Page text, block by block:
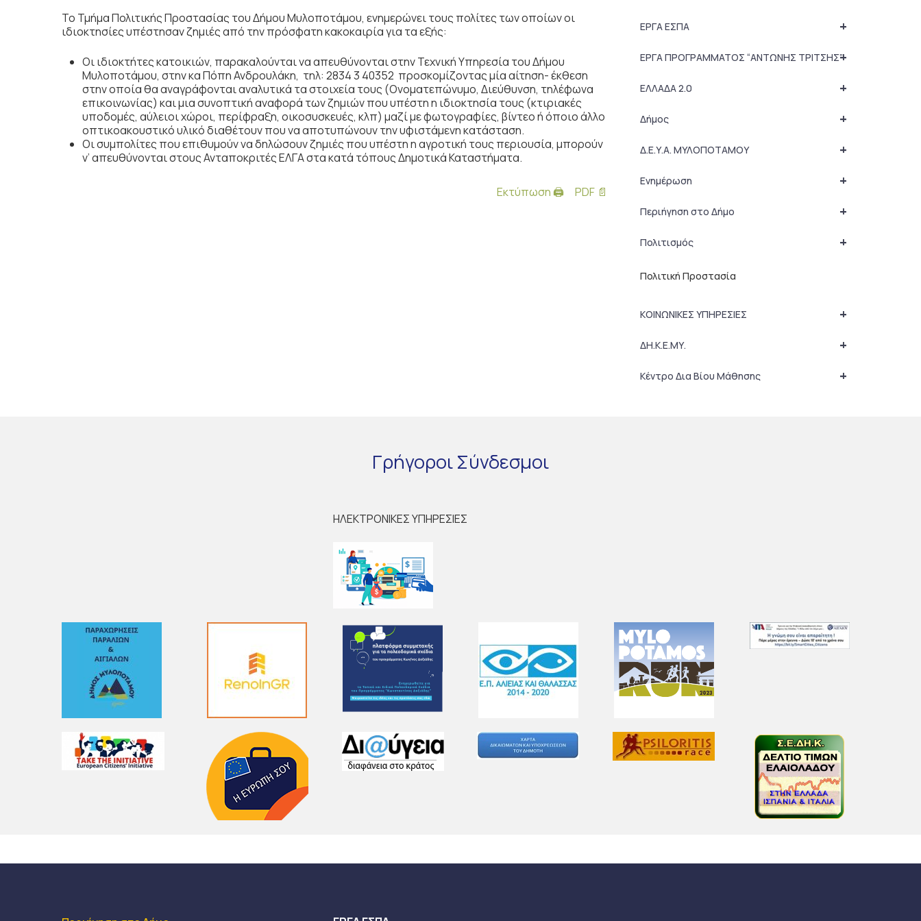
Το Τμήμα Πολιτικής Προστασίας του Δήμου Μυλοποτάμου, ενημερώνει τους πολίτες των οποίων οι
ιδιοκτησίες υπέστησαν ζημιές από την πρόσφατη κακοκαιρία για τα εξής:
Οι ιδιοκτήτες κατοικιών, παρακαλούνται να απευθύνονται στην Τεχνική Υπηρεσία του Δήμου
Μυλοποτάμου, στην κα Πόπη Ανδρουλάκη, τηλ: 2834 3 40352 προσκομίζοντας μία αίτηση- έκθεση
στην οποία θα αναγράφονται αναλυτικά τα στοιχεία τους (Ονοματεπώνυμο, Διεύθυνση, τηλέφωνα
επικοινωνίας) και μια συνοπτική αναφορά των ζημιών που υπέστη η ιδιοκτησία τους (κτιριακές
υποδομές, αύλειοι χώροι, περίφραξη, οικοσυσκευές, κλπ) μαζί με φωτογραφίες, βίντεο ή όποιο άλλο
οπτικοακουστικό υλικό διαθέτουν που να αποτυπώνουν την υφιστάμενη κατάσταση.
Οι συμπολίτες που επιθυμούν να δηλώσουν ζημιές που υπέστη η αγροτική τους περιουσία, μπορούν
ν’ απευθύνονται στους Ανταποκριτές ΕΛΓΑ στα κατά τόπους Δημοτικά Καταστήματα.
Εκτύπωση 🖨 PDF 📄
+
ΕΡΓΑ ΕΣΠΑ
+
ΕΡΓΑ ΠΡΟΓΡΑΜΜΑΤΟΣ “ΑΝΤΩΝΗΣ ΤΡΙΤΣΗΣ”
+
ΕΛΛΑΔΑ 2.0
+
Δήμος
+
Δ.Ε.Υ.Α. ΜΥΛΟΠΟΤΑΜΟΥ
+
Ενημέρωση
+
Περιήγηση στο Δήμο
+
Πολιτισμός
Πολιτική Προστασία
+
ΚΟΙΝΩΝΙΚΕΣ ΥΠΗΡΕΣΙΕΣ
+
ΔΗ.Κ.Ε.ΜΥ.
+
Κέντρο Δια Βίου Μάθησης
ΓρήγοροιΣύνδεσμοι
ΗΛΕΚΤΡΟΝΙΚΕΣ ΥΠΗΡΕΣΙΕΣ